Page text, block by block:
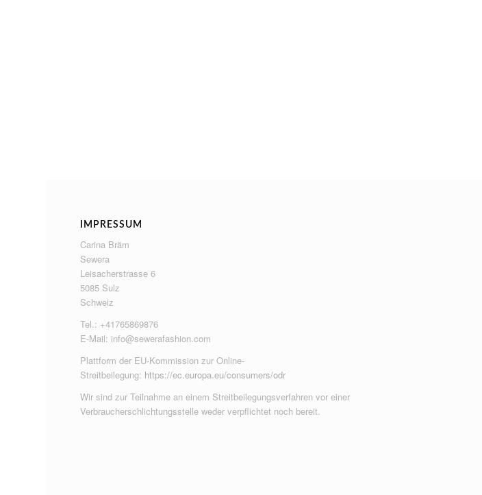
IMPRESSUM
Carina Bräm
Sewera
Leisacherstrasse 6
5085 Sulz
Schweiz
Tel.: +41765869876
E-Mail: info@sewerafashion.com
Plattform der EU-Kommission zur Online-
Streitbeilegung: https://ec.europa.eu/consumers/odr
Wir sind zur Teilnahme an einem Streitbeilegungsverfahren vor einer
Verbraucherschlichtungsstelle weder verpflichtet noch bereit.